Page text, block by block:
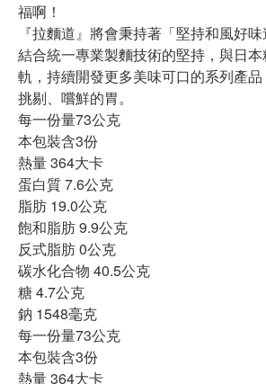
福啊！
『拉麵道』將會秉持著「堅持和風好
結合統一專業製麵技術的堅持，與日
軌，持續開發更多美味可口的系列產
挑剔、嚐鮮的胃。
每一份量73公克
本包裝含3份
熱量 364大卡
蛋白質 7.6公克
脂肪 19.0公克
飽和脂肪 9.9公克
反式脂肪 0公克
碳水化合物 40.5公克
糖 4.7公克
鈉 1548毫克
每一份量73公克
本包裝含3份
熱量 364大卡